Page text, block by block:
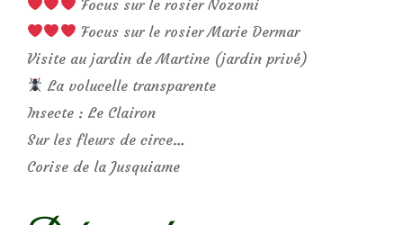
Focus sur le rosier Nozomi
Focus sur le rosier Marie Dermar
Visite au jardin de Martine (jardin privé)
La volucelle transparente
Insecte : Le Clairon
Sur les fleurs de circe…
Corise de la Jusquiame